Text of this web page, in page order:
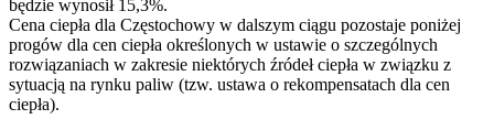
będzie wynosił 15,3%.
Cena ciepła dla Częstochowy w dalszym ciągu pozostaje poniżej
progów dla cen ciepła określonych w ustawie o szczególnych
rozwiązaniach w zakresie niektórych źródeł ciepła w związku z
sytuacją na rynku paliw (tzw. ustawa o rekompensatach dla cen
ciepła).